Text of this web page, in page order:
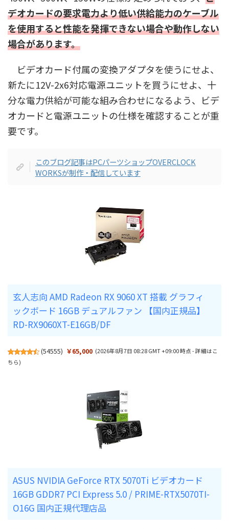
デオカードの要求電力より低い供給能力のケーブル
を使用すると性能を発揮できない場合や動作しない
場合があります。
ビデオカード付属の変換アダプタを使うにせよ、
新たに12V-2x6対応電源ユニットを買うにせよ、十
分な電力供給が可能な組み合わせになるよう、ビデ
オカードと電源ユニットの仕様を確認することが重
要です。
このブログ記事はPCパーツショップOVERCLOCK
WORKSが制作・配信しています
玄人志向 AMD Radeon RX 9060 XT 搭載 グラフィ
ックボード 16GB デュアルファン 【国内正規品】
RD-RX9060XT-E16GB/DF
(54555) ￥65,000 (2026年8月7日 08:28 GMT +09:00 時点 -詳細はこ
ちら)
ASUS NVIDIA GeForce RTX 5070Ti ビデオカード
16GB GDDR7 PCI Express 5.0 / PRIME-RTX5070TI-
O16G 国内正規代理店品